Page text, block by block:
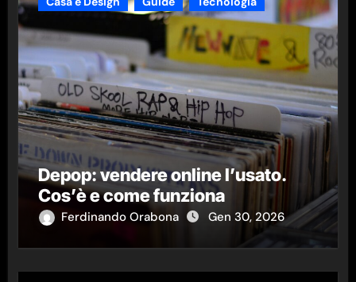
Depop: vendere online l’usato.
Cos’è e come funziona
Ferdinando Orabona Gen 30, 2026